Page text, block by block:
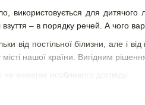
використовується для
взуття – в порядку речей. А чого
від постільної білизни, але
нашої країни. Вигідним
вимагає особливого догляду.